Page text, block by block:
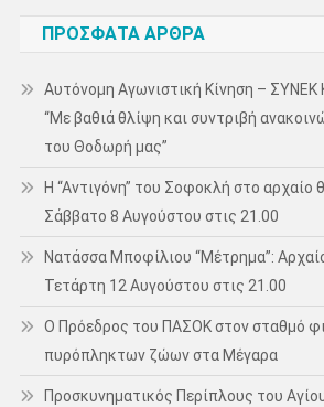
ΠΡΌΣΦΑΤΑ ΆΡΘΡΑ
Αυτόνομη Αγωνιστική Κίνηση – ΣΥΝΕΚ
“Με βαθιά θλίψη και συντριβή
του Θοδωρή μας”
Η “Αντιγόνη” του Σοφοκλή στο αρχαίο
Σάββατο 8 Αυγούστου στις 21.00
Νατάσσα Μποφίλιου “Μέτρημα”:
Τετάρτη 12 Αυγούστου στις 21.00
Ο Πρόεδρος του ΠΑΣΟΚ στον σταθμό
πυρόπληκτων ζώων στα Μέγαρα
Προσκυνηματικός Περίπλους του